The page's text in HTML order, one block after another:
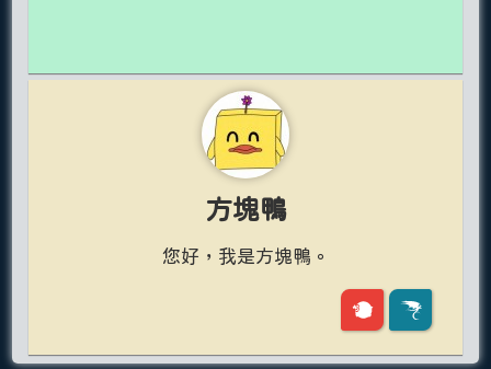
方塊鴨
您好，我是方塊鴨。